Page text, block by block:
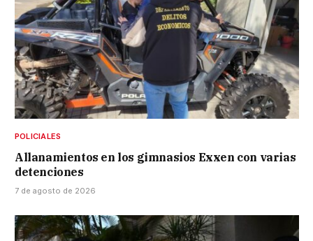
POLICIALES
Allanamientos en los gimnasios Exxen con varias
detenciones
7 de agosto de 2026